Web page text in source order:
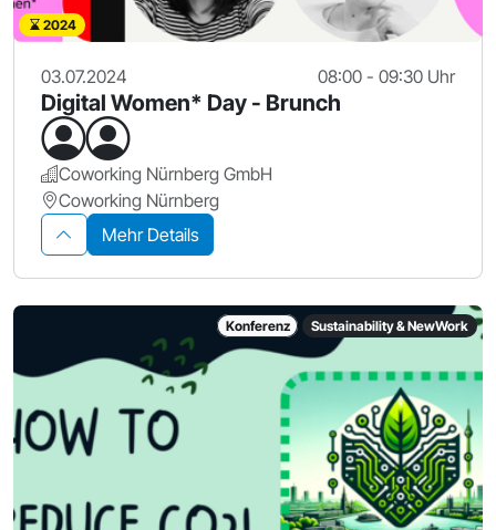
2024
03.07.2024 08:00 - 09:30 Uhr
Digital Women* Day - Brunch
Coworking Nürnberg GmbH
Coworking Nürnberg
Mehr Details
Konferenz Sustainability & NewWork